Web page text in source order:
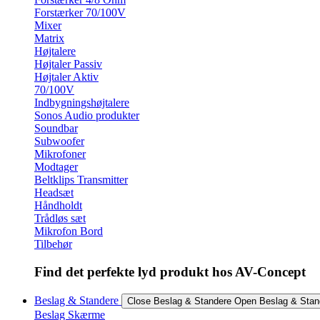
Forstærker 70/100V
Mixer
Matrix
Højtalere
Højtaler Passiv
Højtaler Aktiv
70/100V
Indbygningshøjtalere
Sonos Audio produkter
Soundbar
Subwoofer
Mikrofoner
Modtager
Beltklips Transmitter
Headsæt
Håndholdt
Trådløs sæt
Mikrofon Bord
Tilbehør
Find det perfekte lyd produkt hos AV-Concept
Beslag & Standere Close Beslag & Standere Open Beslag &
Beslag Skærme